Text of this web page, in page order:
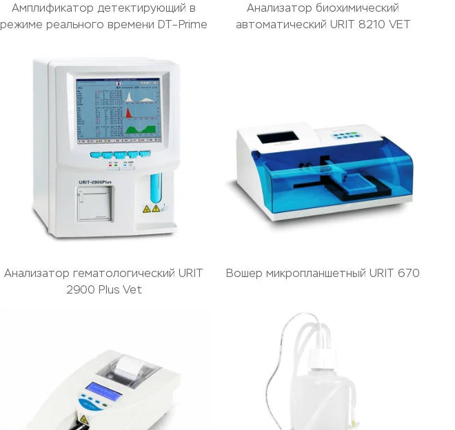
Амплификатор детектирующий в
режиме реального времени DT–Prime
Анализатор биохимический
автоматический URIT 8210 VET
Анализатор гематологический URIT
2900 Plus Vet
Вошер микропланшетный URIT 670